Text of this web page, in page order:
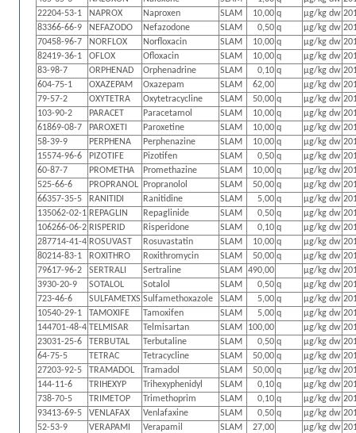
22204-53-1
NAPROX Naproxen SLAM 10,00 q µg/kg dw
83366-66-9
NEFAZODO Nefazodone SLAM 0,50 q µg/kg dw
70458-96-7
NORFLOX Norfloxacin SLAM 10,00 q µg/kg dw
82419-36-1
OFLOX Ofloxacin SLAM 10,00 q µg/kg dw
83-98-7
ORPHENAD Orphenadrine SLAM 0,10 q µg/kg dw
604-75-1
OXAZEPAM Oxazepam SLAM 62,00 µg/kg dw
79-57-2
OXYTETRA Oxytetracycline SLAM 50,00 q µg/kg dw
103-90-2
PARACET Paracetamol SLAM 10,00 q µg/kg dw
61869-08-7
PAROXETI Paroxetine SLAM 10,00 q µg/kg dw
58-39-9
PERPHENA Perphenazine SLAM 10,00 q µg/kg dw
15574-96-6
PIZOTIFE Pizotifen SLAM 0,50 q µg/kg dw
60-87-7
PROMETHA Promethazine SLAM 10,00 q µg/kg dw
525-66-6
PROPRANOL Propranolol SLAM 50,00 q µg/kg dw
66357-35-5
RANITIDI Ranitidine SLAM 5,00 q µg/kg dw
135062-02-1 REPAGLIN Repaglinide SLAM 0,50 q µg/kg dw
106266-06-2 RISPERID Risperidone SLAM 0,10 q µg/kg dw
287714-41-4 ROSUVAST Rosuvastatin SLAM 10,00 q µg/kg dw
80214-83-1
ROXITHRO Roxithromycin SLAM 50,00 q µg/kg dw
79617-96-2
SERTRALI Sertraline SLAM 490,00 µg/kg dw
3930-20-9
SOTALOL Sotalol SLAM 0,50 q µg/kg dw
723-46-6
SULFAMETXS Sulfamethoxazole SLAM 5,00 q µg/kg dw
10540-29-1
TAMOXIFE Tamoxifen SLAM 5,00 q µg/kg dw
144701-48-4 TELMISAR Telmisartan SLAM 100,00 µg/kg dw
23031-25-6
TERBUTAL Terbutaline SLAM 0,50 q µg/kg dw
64-75-5
TETRAC Tetracycline SLAM 50,00 q µg/kg dw
27203-92-5
TRAMADOL Tramadol SLAM 50,00 q µg/kg dw
144-11-6
TRIHEXYP Trihexyphenidyl SLAM 0,10 q µg/kg dw
738-70-5
TRIMETOP Trimethoprim SLAM 0,10 q µg/kg dw
93413-69-5
VENLAFAX Venlafaxine SLAM 0,50 q µg/kg dw
52-53-9
VERAPAMI Verapamil SLAM 27,00 µg/kg dw